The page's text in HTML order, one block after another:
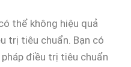
thể không hiệu quả
trị tiêu chuẩn. Bạn có
điều trị tiêu chuẩn